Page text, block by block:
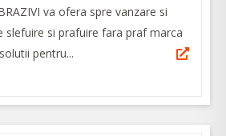
va ofera spre vanzare si
slefuire si prafuire fara praf marca
pentru...